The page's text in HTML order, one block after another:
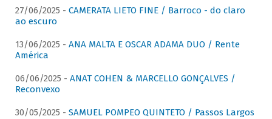
27/06/2025 - CAMERATA LIETO FINE / Barroco - do claro
ao escuro
13/06/2025 - ANA MALTA E OSCAR ADAMA DUO / Rente
América
06/06/2025 - ANAT COHEN & MARCELLO GONÇALVES /
Reconvexo
30/05/2025 - SAMUEL POMPEO QUINTETO / Passos Largos